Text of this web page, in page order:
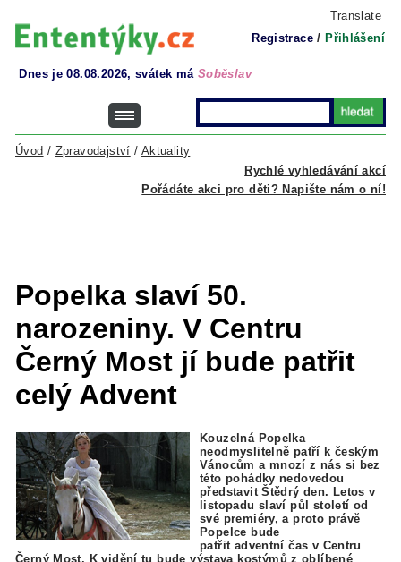
Translate
Registrace / Přihlášení
Dnes je 08.08.2026, svátek má Soběslav
Rychlé vyhledávání akcí
Úvod / Zpravodajství / Aktuality
Pořádáte akci pro děti? Napište nám o ní!
Popelka slaví 50.
narozeniny. V Centru
Černý Most jí bude patřit
celý Advent
Kouzelná Popelka
neodmyslitelně patří k českým
Vánocům a mnozí z nás si bez
této pohádky nedovedou
představit Štědrý den. Letos v
listopadu slaví půl století od
své premiéry, a proto právě
Popelce bude
patřit adventní čas v Centru
Černý Most. K vidění tu bude výstava kostýmů z oblíbené